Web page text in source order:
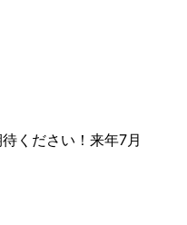
ください！来年7月